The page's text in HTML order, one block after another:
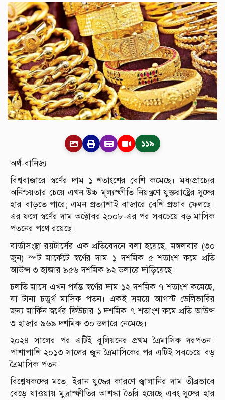
১১৯
অর্থ-বানিজ্য
বিশ্ববাজারে স্বর্ণের দাম ১ শতাংশের বেশি কমেছে। মধ্যপ্রাচ্যের
অনিশ্চয়তার চেয়ে এখন উচ্চ মূল্যস্ফীতি নিয়ন্ত্রণে যুক্তরাষ্ট্রের সুদের
হার বাড়তে পারে; এমন প্রত্যাশাই বাজারে বেশি প্রভাব ফেলছে।
এর ফলে স্বর্ণের দাম অক্টোবর ২০০৮-এর পর সবচেয়ে বড় মাসিক
পতনের পথে রয়েছে।
বার্তাসংস্থা রয়টার্সের এক প্রতিবেদনে বলা হয়েছে, মঙ্গলবার (৩০
জুন) স্পট মার্কেটে স্বর্ণের দাম ১ দশমিক ৫ শতাংশ কমে প্রতি
আউন্স ৩ হাজার ৯৫৬ দশমিক ৯২ ডলারে দাঁড়িয়েছে।
চলতি মাসে এখন পর্যন্ত স্বর্ণের দাম ১২ দশমিক ৭ শতাংশ কমেছে,
যা টানা চতুর্থ মাসিক পতন। একই সময়ে আগস্ট ডেলিভারির
জন্য মার্কিন স্বর্ণের ফিউচার ১ দশমিক ৭ শতাংশ কমে প্রতি আউন্স
৩ হাজার ৯৬৯ দশমিক ৩০ ডলারে নেমেছে।
২০২৪ সালের পর এটিই বুলিয়নের প্রথম ত্রৈমাসিক দরপতন।
পাশাপাশি ২০১৩ সালের জুন ত্রৈমাসিকের পর এটিই সবচেয়ে বড়
ত্রৈমাসিক পতন।
বিশ্লেষকদের মতে, ইরান যুদ্ধের কারণে জ্বালানির দাম তীব্রভাবে
বেড়ে যাওয়ায় মুদ্রাস্ফীতির আশঙ্কা তৈরি হয়েছে এবং সুদের হার